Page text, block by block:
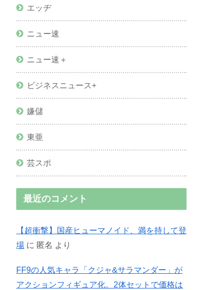
エッヂ
ニュー速
ニュー速＋
ビジネスニュース+
嫌儲
東亜
芸スポ
最近のコメント
【超衝撃】国産ヒューマノイド、満を持して登
場 に 匿名 より
FF9の人気キャラ「クジャ&サラマンダー」が
アクションフィギュア化。2体セットで価格は